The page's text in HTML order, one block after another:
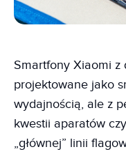
Smartfony Xiaomi z
projektowane jako
wydajnością, ale z
kwestii aparatów
„głównej” linii